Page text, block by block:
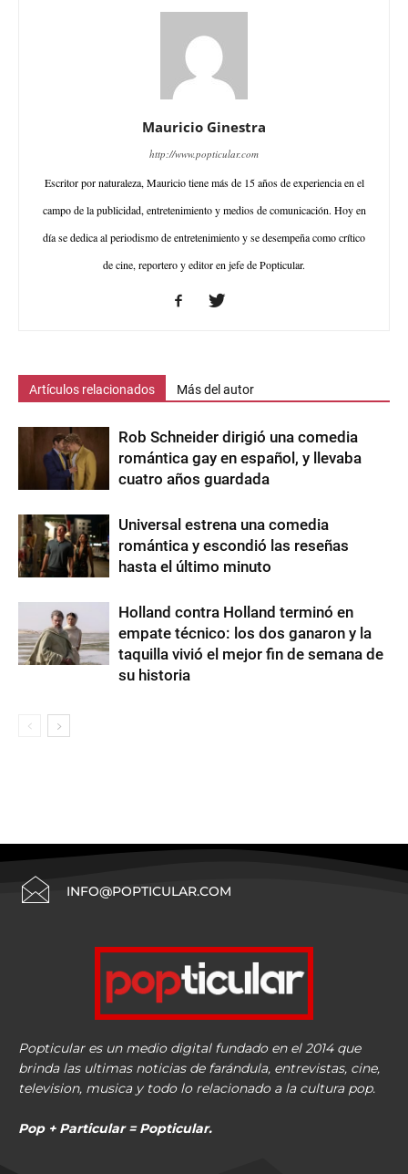
Mauricio Ginestra
http://www.popticular.com
Escritor por naturaleza, Mauricio tiene más de 15 años de experiencia en el
campo de la publicidad, entretenimiento y medios de comunicación. Hoy en
día se dedica al periodismo de entretenimiento y se desempeña como crítico
de cine, reportero y editor en jefe de Popticular.
Artículos relacionados Más del autor
Rob Schneider dirigió una comedia
romántica gay en español, y llevaba
cuatro años guardada
Universal estrena una comedia
romántica y escondió las reseñas
hasta el último minuto
Holland contra Holland terminó en
empate técnico: los dos ganaron y la
taquilla vivió el mejor fin de semana de
su historia
INFO@POPTICULAR.COM
Popticular es un medio digital fundado en el 2014 que
brinda las ultimas noticias de farándula, entrevistas, cine,
television, musica y todo lo relacionado a la cultura pop.
Pop + Particular = Popticular.